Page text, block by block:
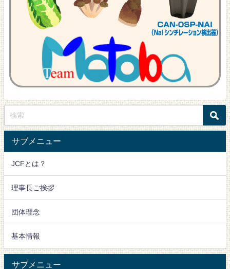
サブメニュー
JCFとは？
理事長ご挨拶
団体理念
基本情報
サブメニュー